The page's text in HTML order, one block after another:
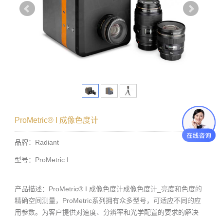
ProMetric® I 成像色度计
品牌：Radiant
型号：ProMetric I
产品描述：ProMetric® I 成像色度计成像色度计_亮度和色度的
精确空间测量，ProMetric系列拥有众多型号，可适应不同的应
用参数。为客户提供对速度、分辨率和光学配置的要求的解决